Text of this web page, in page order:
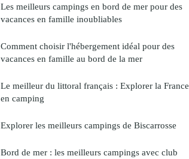
Les meilleurs campings en bord de mer pour des
vacances en famille inoubliables
Comment choisir l'hébergement idéal pour des
vacances en famille au bord de la mer
Le meilleur du littoral français : Explorer la France
en camping
Explorer les meilleurs campings de Biscarrosse
Bord de mer : les meilleurs campings avec club